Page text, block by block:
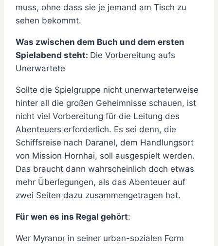
muss, ohne dass sie je jemand am Tisch zu
sehen bekommt.
Was zwischen dem Buch und dem ersten
Spielabend steht: Die Vorbereitung aufs
Unerwartete
Sollte die Spielgruppe nicht unerwarteterweise
hinter all die großen Geheimnisse schauen, ist
nicht viel Vorbereitung für die Leitung des
Abenteuers erforderlich. Es sei denn, die
Schiffsreise nach Daranel, dem Handlungsort
von Mission Hornhai, soll ausgespielt werden.
Das braucht dann wahrscheinlich doch etwas
mehr Überlegungen, als das Abenteuer auf
zwei Seiten dazu zusammengetragen hat.
Für wen es ins Regal gehört:
Wer Myranor in seiner urban-sozialen Form